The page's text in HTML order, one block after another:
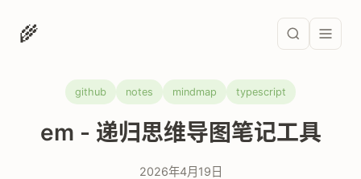
🌾
github notes mindmap typescript
em - 递归思维导图笔记工具
2026年4月19日